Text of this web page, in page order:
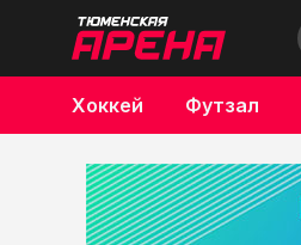
Хоккей Футзал
Бокс